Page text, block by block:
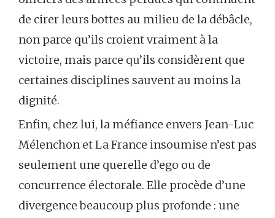
de cirer leurs bottes au milieu de la débâcle,
non parce qu’ils croient vraiment à la
victoire, mais parce qu’ils considèrent que
certaines disciplines sauvent au moins la
dignité.
Enfin, chez lui, la méfiance envers Jean-Luc
Mélenchon et La France insoumise n’est pas
seulement une querelle d’ego ou de
concurrence électorale. Elle procède d’une
divergence beaucoup plus profonde : une